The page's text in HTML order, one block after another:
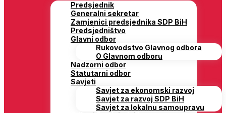
Predsjednik
Generalni sekretar
Zamjenici predsjednika SDP BiH
Predsjedništvo
Glavni odbor
Rukovodstvo Glavnog odbora
O Glavnom odboru
Nadzorni odbor
Statutarni odbor
Savjeti
Savjet za ekonomski razvoj
Savjet za razvoj SDP BiH
Savjet za lokalnu samoupravu